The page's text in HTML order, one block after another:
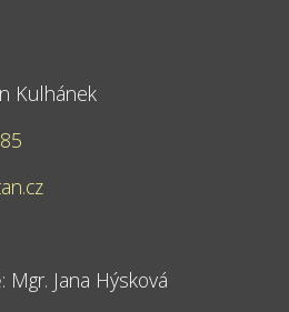
Kulhánek
Mgr. Jana Hýsková